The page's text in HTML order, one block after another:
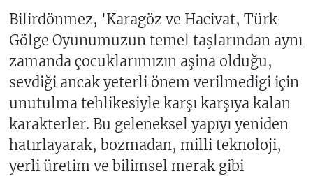
Bilirdönmez, 'Karagöz ve Hacivat, Türk
Gölge Oyunumuzun temel taşlarından aynı
zamanda çocuklarımızın aşina olduğu,
sevdiği ancak yeterli önem verilmedigi için
unutulma tehlikesiyle karşı karşıya kalan
karakterler. Bu geleneksel yapıyı yeniden
hatırlayarak, bozmadan, milli teknoloji,
yerli üretim ve bilimsel merak gibi